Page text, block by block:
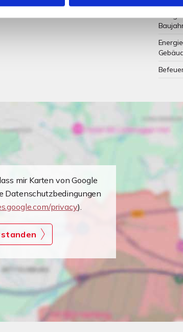
mir Karten von Google
Datenschutzbedingungen
privacy).